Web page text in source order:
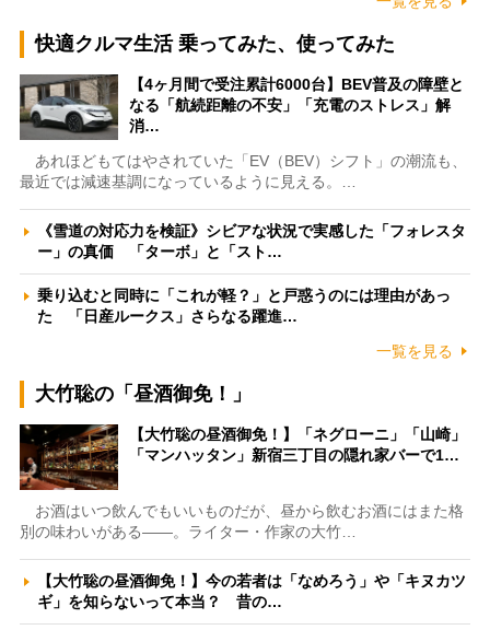
快適クルマ生活 乗ってみた、使ってみた
【4ヶ月間で受注累計6000台】BEV普及の障壁と
なる「航続距離の不安」「充電のストレス」解
消…
あれほどもてはやされていた「EV（BEV）シフト」の潮流も、
最近では減速基調になっているように見える。…
《雪道の対応力を検証》シビアな状況で実感した「フォレスタ
ー」の真価 「ターボ」と「スト…
乗り込むと同時に「これが軽？」と戸惑うのには理由があっ
た 「日産ルークス」さらなる躍進…
一覧を見る
大竹聡の「昼酒御免！」
【大竹聡の昼酒御免！】「ネグローニ」「山崎」
「マンハッタン」新宿三丁目の隠れ家バーで1…
お酒はいつ飲んでもいいものだが、昼から飲むお酒にはまた格
別の味わいがある――。ライター・作家の大竹…
【大竹聡の昼酒御免！】今の若者は「なめろう」や「キヌカツ
ギ」を知らないって本当？ 昔の…